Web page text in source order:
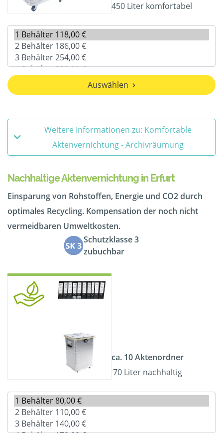
450 Liter komfortabel
Auswählen
Weitere Informationen zu: Komfortable
Aktenvernichtung - Archivräumung
Nachhaltige Aktenvernichtung in Erfurt
Einsparung von Rohstoffen, Energie und CO2 durch
optimales Recycling. Kompensation der noch nicht
vermeidbaren Umweltkosten.
Schutzklasse 3
zubuchbar
ca. 10 Aktenordner
70 Liter nachhaltig